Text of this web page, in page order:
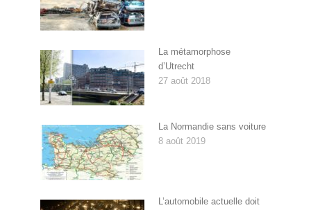
La métamorphose
d’Utrecht
27 août 2018
La Normandie sans voiture
8 août 2019
L’automobile actuelle doit